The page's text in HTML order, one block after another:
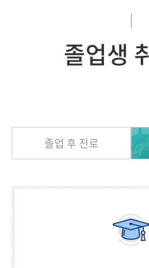
졸업생
졸업 후 진로